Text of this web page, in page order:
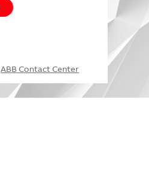
ABB Contact Center